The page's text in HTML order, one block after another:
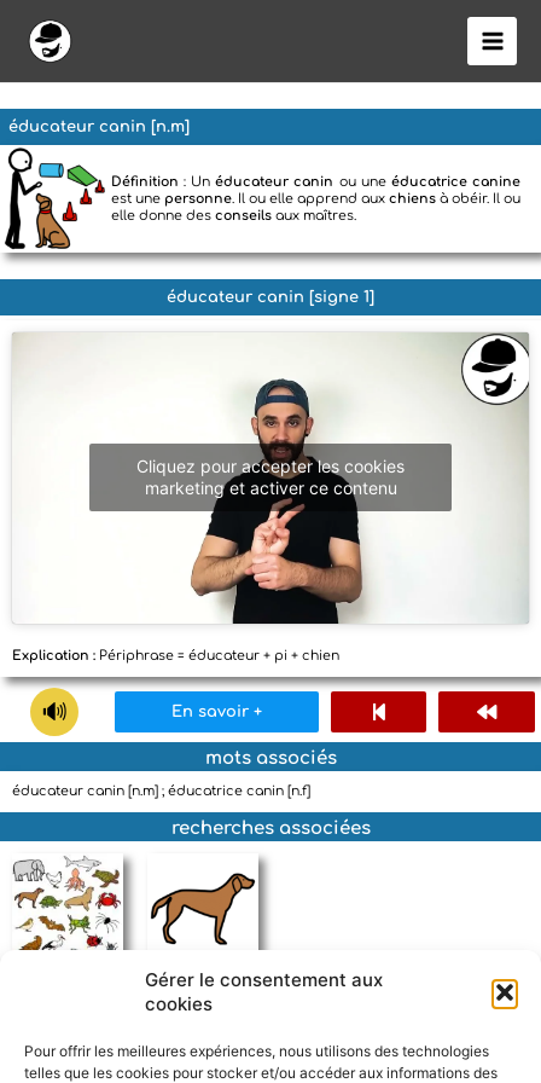
Gérer le consentement aux
cookies
Pour offrir les meilleures expériences, nous utilisons des technologies
telles que les cookies pour stocker et/ou accéder aux informations des
contenu
éducateur canin [n.m]
Définition : Unéducateur canin ou une éducatrice canine
est une personne. Il ou elle apprend aux chiensà obéir. Il ou
elle donne des conseilsaux maîtres.
éducateur canin [signe 1]
Cliquez pour accepter les cookies
marketing et activer ce contenu
Explication : Périphrase = éducateur + pi + chien
En savoir +
mots associés
éducateur canin [n.m] ; éducatrice canin [n.f]
recherches associées
chien